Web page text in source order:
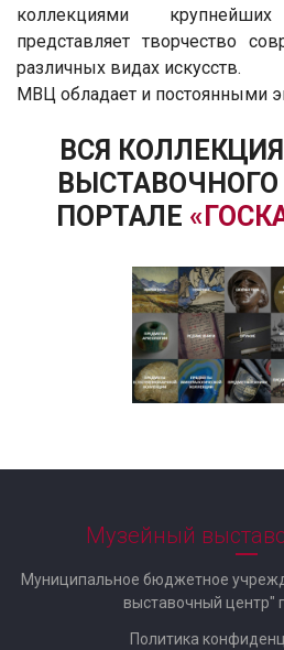
коллекциями
представляет творчество
различных видах искусств.
МВЦ обладает и постоянными
ВСЯ
ПОРТАЛЕ
Музейный
Муниципальное бюджетное
выставочный центр"
Политика